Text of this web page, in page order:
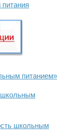
питанием»
школьным
школьным